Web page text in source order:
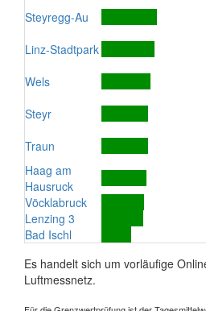
Steyregg-Au
Linz-Stadtpark
Wels
Steyr
Traun
Haag am
Hausruck
Vöcklabruck
Lenzing 3
Bad Ischl
Es handelt sich um vorläufige
Luftmessnetz.